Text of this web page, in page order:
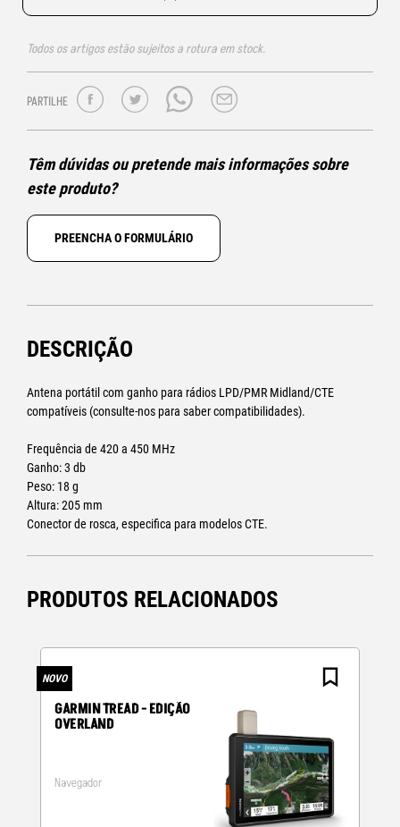
Todos os artigos estão sujeitos a rotura em stock.
PARTILHE
Têm dúvidas ou pretende mais informações sobre
este produto?
PREENCHA O FORMULÁRIO
DESCRIÇÃO
Antena portátil com ganho para rádios LPD/PMR Midland/CTE
compatíveis (consulte-nos para saber compatibilidades).
Frequência de 420 a 450 MHz
Ganho: 3 db
Peso: 18 g
Altura: 205 mm
Conector de rosca, especifica para modelos CTE.
PRODUTOS RELACIONADOS
NOVO
GARMIN TREAD - EDIÇÃO
OVERLAND
Navegador